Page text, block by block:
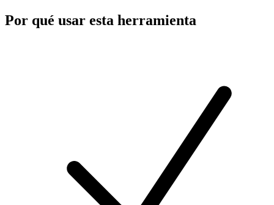
Por qué usar esta herramienta